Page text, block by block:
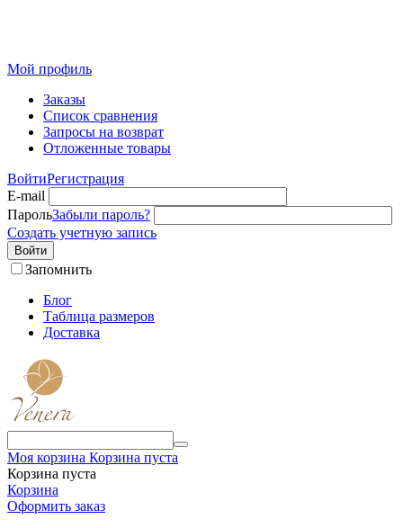
Мой профиль
Заказы
Список сравнения
Запросы на возврат
Отложенные товары
ВойтиРегистрация
E-mail
ПарольЗабыли пароль?
Создать учетную запись
Войти
Запомнить
Блог
Таблица размеров
Доставка
Моя корзина Корзина пуста
Корзина пуста
Корзина
Оформить заказ